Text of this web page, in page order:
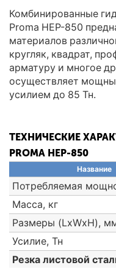
Комбинированные
Proma HEP-850
материалов
кругляк, квадрат,
арматуру и многое
осуществляет
усилием до 85 Тн.
ТЕХНИЧЕСКИЕ
PROMA HEP-850
Название
Потребляемая
Масса, кг
Размеры (LxWxH),
Усилие, Тн
Резка листовой